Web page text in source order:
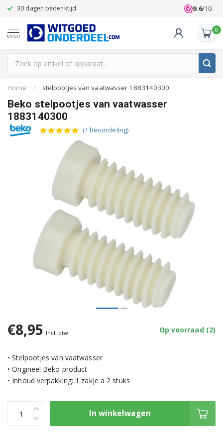
30 dagen bedenktijd Klanten
9.6/10
MENU
0
Home / stelpootjes van vaatwasser 1883140300
Beko stelpootjes van vaatwasser
1883140300
(1 beoordeling)
€8,95 Incl. btw Op voorraad (2)
• Stelpootjes van vaatwasser
• Origineel Beko product
• Inhoud verpakking: 1 zakje a 2 stuks
In winkelwagen